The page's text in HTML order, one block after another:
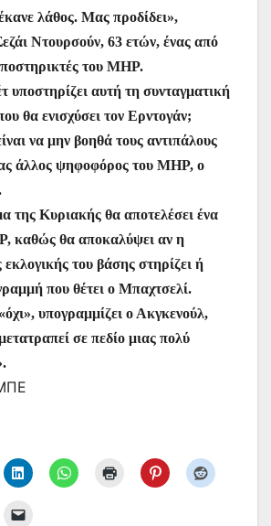
λάθος. Μας προδίδει»,
Ντουρσούν, 63 ετών, ένας από
του MHP.
υποστηρίζει αυτή τη συνταγματική
θα ενισχύσει τον Ερντογάν;
να μην βοηθά τους αντιπάλους
άλλος ψηφοφόρος του MHP, ο
της Κυριακής θα αποτελέσει ένα
καθώς θα αποκαλύψει αν η
του βάσης στηρίζει ή
που θέτει ο Μπαχτσελί.
υπογραμμίζει ο Ακγκενούλ,
σε πεδίο μιας πολύ